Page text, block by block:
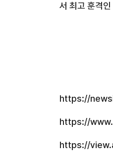
서 최고 훈격
https://
https://
https://